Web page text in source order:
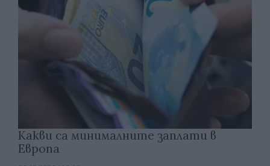
Какви са минималните заплати в
Европа